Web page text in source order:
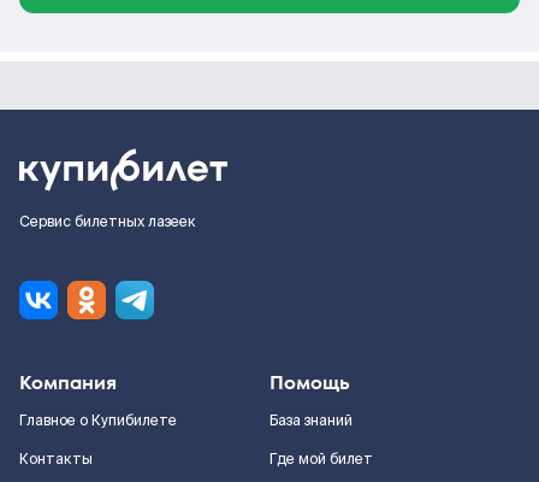
Сервис билетных лазеек
Компания
Главное о Купибилете
Контакты
Помощь
База знаний
Где мой билет